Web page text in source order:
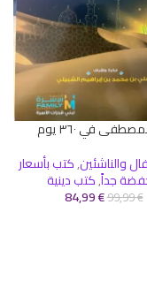
في ٣٦٠ يوم
والناشئين,كتب بأسعار
جداً,كتب دينية
99,99€
84,99€